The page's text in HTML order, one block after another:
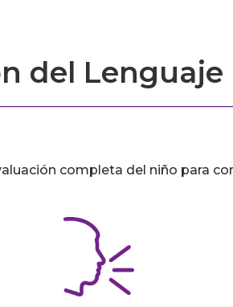
del
completa del niño para